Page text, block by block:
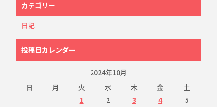
カテゴリー
日記
投稿日カレンダー
2024年10月
日
月 火 水 木 金 土
1 2 3 4
5